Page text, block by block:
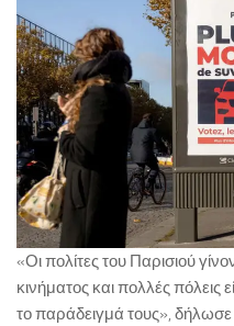
«Οι πολίτες του Παρισιού
κινήματος και πολλές πόλεις
το παράδειγμά τους»,